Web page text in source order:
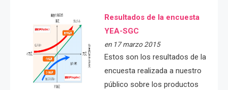
Resultados de la encuesta
YEA-SGC
en 17 marzo 2015
Estos son los resultados de la
encuesta realizada a nuestro
público sobre los productos